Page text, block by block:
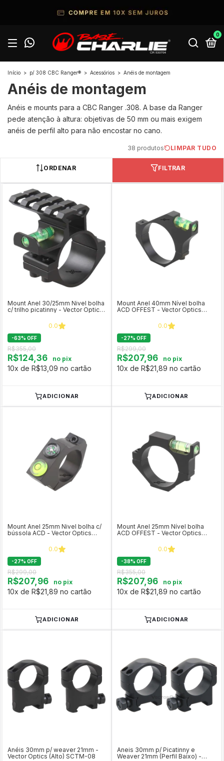
0
Início > p/ 308 CBC Ranger® > Acessórios > Anéis de montagem
Anéis de montagem
Anéis e mounts para a CBC Ranger .308. A base da Ranger
pede atenção à altura: objetivas de 50 mm ou mais exigem
anéis de perfil alto para não encostar no cano.
38 produtos LIMPAR TUDO
ORDENAR FILTRAR
Mount Anel 30/25mm Nivel bolha
c/ trilho picatinny - Vector Optics
0.0
-63% OFF
R$355,00
R$124,36 no pix
10x de R$13,09 no cartão
ADICIONAR
Mount Anel 40mm Nível bolha
ACD OFFEST - Vector Optics
0.0
-27% OFF
R$299,00
R$207,96 no pix
10x de R$21,89 no cartão
ADICIONAR
Mount Anel 25mm Nivel bolha c/
bússola ACD - Vector Optics
0.0
-27% OFF
R$299,00
R$207,96 no pix
10x de R$21,89 no cartão
ADICIONAR
Mount Anel 25mm Nível bolha
ACD OFFEST - Vector Optics
0.0
-38% OFF
R$355,00
R$207,96 no pix
10x de R$21,89 no cartão
ADICIONAR
Anéis 30mm p/ weaver 21mm -
Vector Optics (Alto) SCTM-08
Aneis 30mm p/ Picatinny e
Weaver 21mm (Perfil Baixo) -